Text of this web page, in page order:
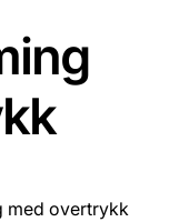
med overtrykk